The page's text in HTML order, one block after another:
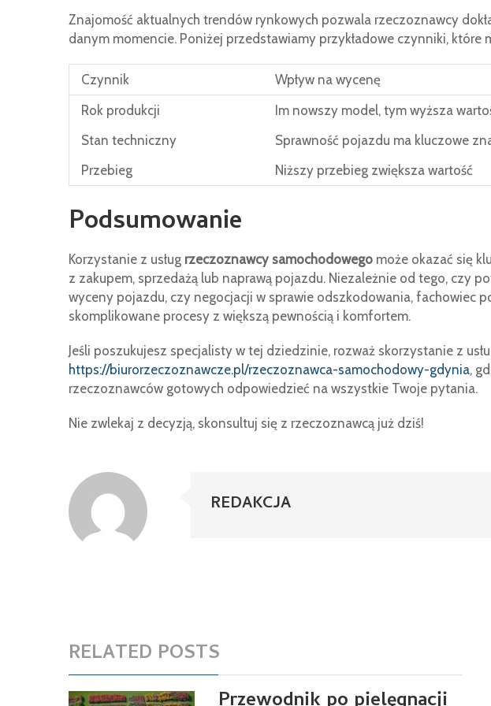
Znajomość aktualnych trendów rynkowych pozwala rzeczoznawcy
danym momencie. Poniżej przedstawiamy przykładowe czynniki, które
Czynnik
Wpływ na wycenę
Rok produkcji
Im nowszy model, tym wyższa
Stan techniczny
Sprawność pojazdu ma kluczowe
Przebieg
Niższy przebieg zwiększa wartość
Podsumowanie
Korzystanie z usług rzeczoznawcy samochodowego może okazać się
z zakupem, sprzedażą lub naprawą pojazdu. Niezależnie od tego, czy
wyceny pojazdu, czy negocjacji w sprawie odszkodowania, fachowiec
skomplikowane procesy z większą pewnością i komfortem.
Jeśli poszukujesz specjalisty w tej dziedzinie, rozważ skorzystanie z
https://biurorzeczoznawcze.pl/rzeczoznawca-samochodowy-gdynia,
rzeczoznawców gotowych odpowiedzieć na wszystkie Twoje pytania.
Nie zwlekaj z decyzją, skonsultuj się z rzeczoznawcą już dziś!
REDAKCJA
RELATED POSTS